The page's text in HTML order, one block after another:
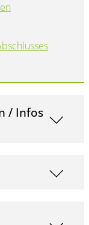
/ Infos